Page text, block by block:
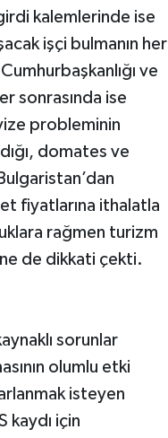
kalemlerinde ise
işçi bulmanın her
ve
sonrasında ise
probleminin
domates ve
fiyatlarına ithalatla
rağmen turizm
de dikkati çekti.
sorunlar
olumlu etki
isteyen
kaydı için